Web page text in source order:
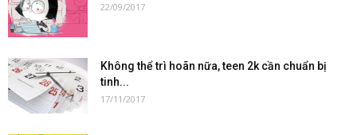
22/09/2017
Không thể trì hoãn nữa, teen 2k cần chuẩn bị
tinh...
17/11/2017